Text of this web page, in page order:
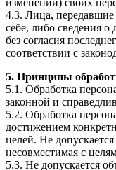
4.3. Лица, передавшие
себе, либо сведения
без согласия
соответствии с
5. Принципы
5.1. Обработка
законной и
5.2. Обработка
достижением
целей. Не
несовместимая с
5.3. Не допускается